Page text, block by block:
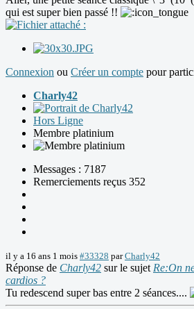
qui est super bien passé !!
Connexion ou Créer un compte pour
Charly42
Hors Ligne
Membre platinium
Messages : 7187
Remerciements reçus 352
il y a 16 ans 1 mois #33328 parCharly42
Réponse de Charly42 sur le sujet Re:On
cardios ?
Tu redescend super bas entre 2 séances....